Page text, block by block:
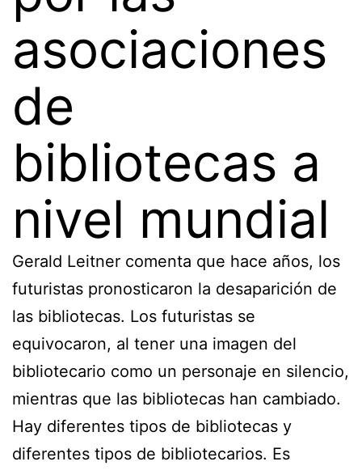
asociaciones
de
bibliotecas a
nivel mundial
Gerald Leitner comenta que hace años, los
futuristas pronosticaron la desaparición de
las bibliotecas. Los futuristas se
equivocaron, al tener una imagen del
bibliotecario como un personaje en silencio,
mientras que las bibliotecas han cambiado.
Hay diferentes tipos de bibliotecas y
diferentes tipos de bibliotecarios. Es